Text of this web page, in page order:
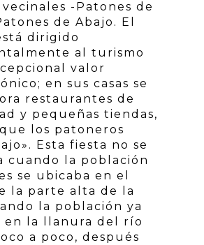
-Patones de
de Abajo. El
dirigido
al turismo
valor
en sus casas se
restaurantes de
y pequeñas tiendas,
los patoneros
Esta fiesta no se
cuando la población
se ubicaba en el
la parte alta de la
la población ya
en la llanura del río
a poco, después